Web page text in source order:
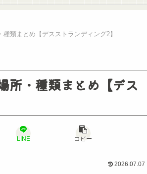
類まとめ【デスストランディング2】
所・種類まとめ【デス
LINE コピー
2026.07.07